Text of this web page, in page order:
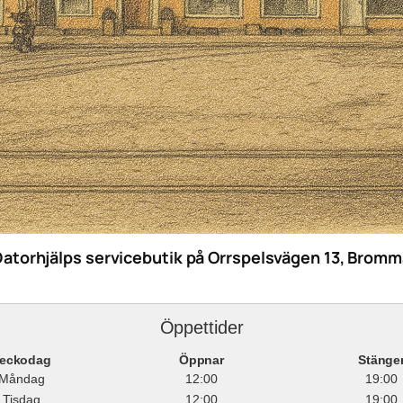
servicebutik på Orrspelsvägen 13,
Öppettider
Öppnar
12:00
19:00
Tisdag
12:00 19:00